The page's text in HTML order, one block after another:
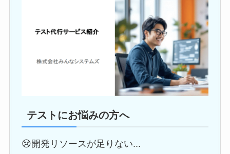
テストにお悩みの方へ
😢開発リソースが足りない...